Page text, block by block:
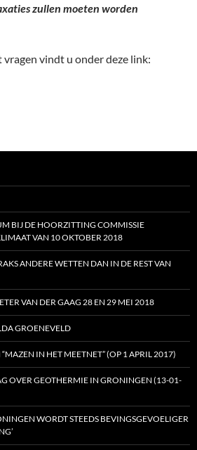
zullen moeten worden
vindt u onder deze link:
BIJ DE HOORZITTING COMMISSIE
VAN 10 OKTOBER 2018
ANDERE WETTEN DAN IN DE REST VAN
VAN DER GAAG 28 EN 29 MEI 2018
GROENEVELD
IN HET MEETNET” (OP 1 APRIL 2017)
OVER GEOTHERMIE IN GRONINGEN (13-01-
WORDT STEEDS BEVINGSGEVOELIGER